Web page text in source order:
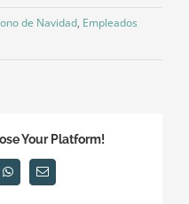
de Navidad, Empleados
Your Platform!
WhatsAppEmail